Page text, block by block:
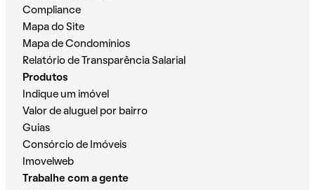
Compliance
Mapa do Site
Mapa de Condomínios
Relatório de Transparência Salarial
Produtos
Indique um imóvel
Valor de aluguel por bairro
Guias
Consórcio de Imóveis
Imovelweb
Trabalhe com a gente